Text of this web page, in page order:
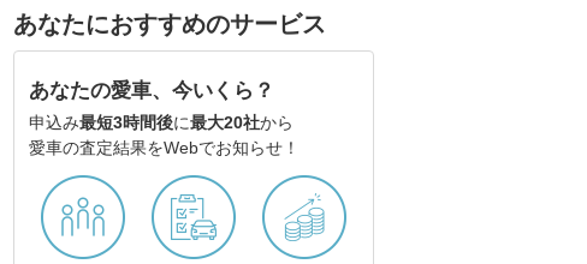
あなたにおすすめのサービス
あなたの愛車、今いくら？
申込み最短3時間後に最大20社から
愛車の査定結果をWebでお知らせ！